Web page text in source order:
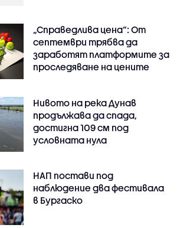
„Справедлива цена“: От
септември трябва да
заработят платформите за
проследяване на цените
Нивото на река Дунав
продължава да спада,
достигна 109 см под
условната нула
НАП постави под
наблюдение два фестивала
в Бургаско